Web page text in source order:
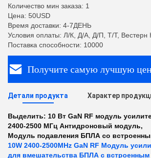
Количество мин заказа: 1
Цена: 50USD
Время доставки: 4-7ДЕНЬ
Условия оплаты: Л/К, Д/А, Д/П, Т/Т, Вестерн
Поставка способности: 10000
Получите самую лучшую
Детали продукта Характер
Выделить: 10 Вт GaN RF модуль
2400-2500 МГц Антидроновый модуль,
Модуль подавления БПЛА со
10W 2400-2500MHz GaN RF Модуль
для вмешательства БПЛА с встроенным